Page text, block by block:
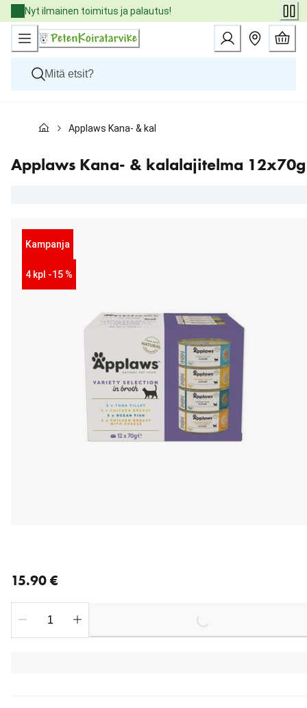
Skip
to
Content
Nyt ilmainen toimitus ja palautus!
Kissat
Eläinlääkäriruoat
Tuotemerkit
Applaws Kana- & kalalajitelma 12x70g
Applaws Kana- & kalalajitelma 12x70g
Kampanja
4 kpl -15 %
15.90 €